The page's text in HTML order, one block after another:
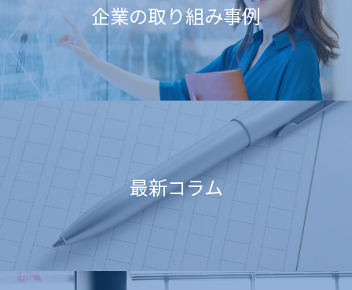
企業の取り組み事例
最新コラム